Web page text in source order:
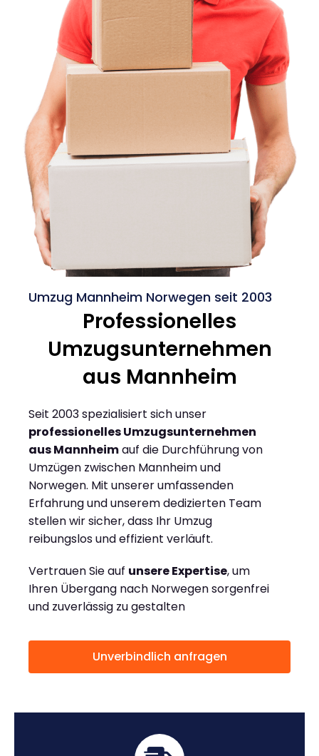
Umzug Mannheim Norwegen seit 2003
Professionelles
Umzugsunternehmen
aus Mannheim
Seit 2003 spezialisiert sich unser
professionelles Umzugsunternehmen
aus Mannheimauf die Durchführung von
Umzügen zwischen Mannheim und
Norwegen. Mit unserer umfassenden
Erfahrung und unserem dedizierten Team
stellen wir sicher, dass Ihr Umzug
reibungslos und effizient verläuft.
Vertrauen Sie auf unsere Expertise, um
Ihren Übergang nach Norwegen sorgenfrei
und zuverlässig zu gestalten
Unverbindlich anfragen